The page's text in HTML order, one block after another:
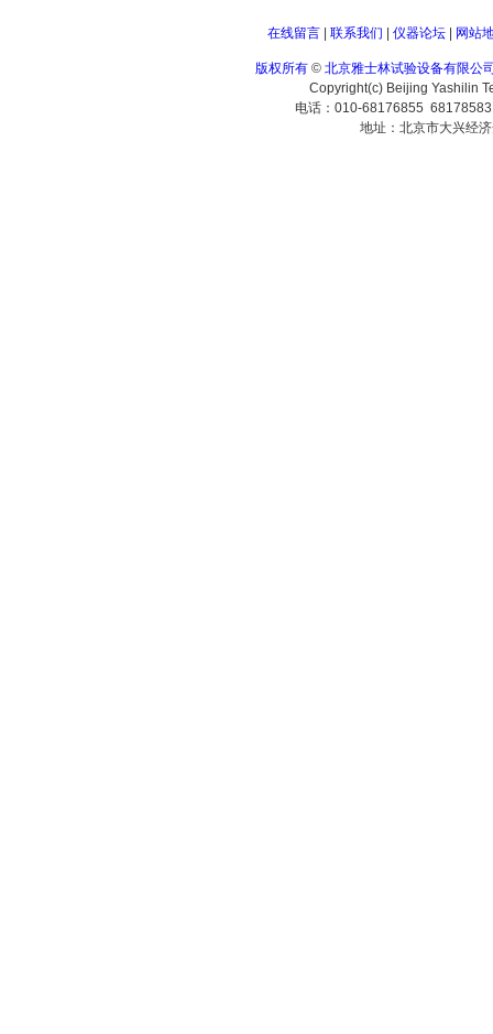
在线留言| 联系我们 仪器论坛| 网站
版权所有 © 北京雅士林试验设备有限公
Copyright(c) Beijing Yashilin
电话：010-68176855
地址：北京市大兴经